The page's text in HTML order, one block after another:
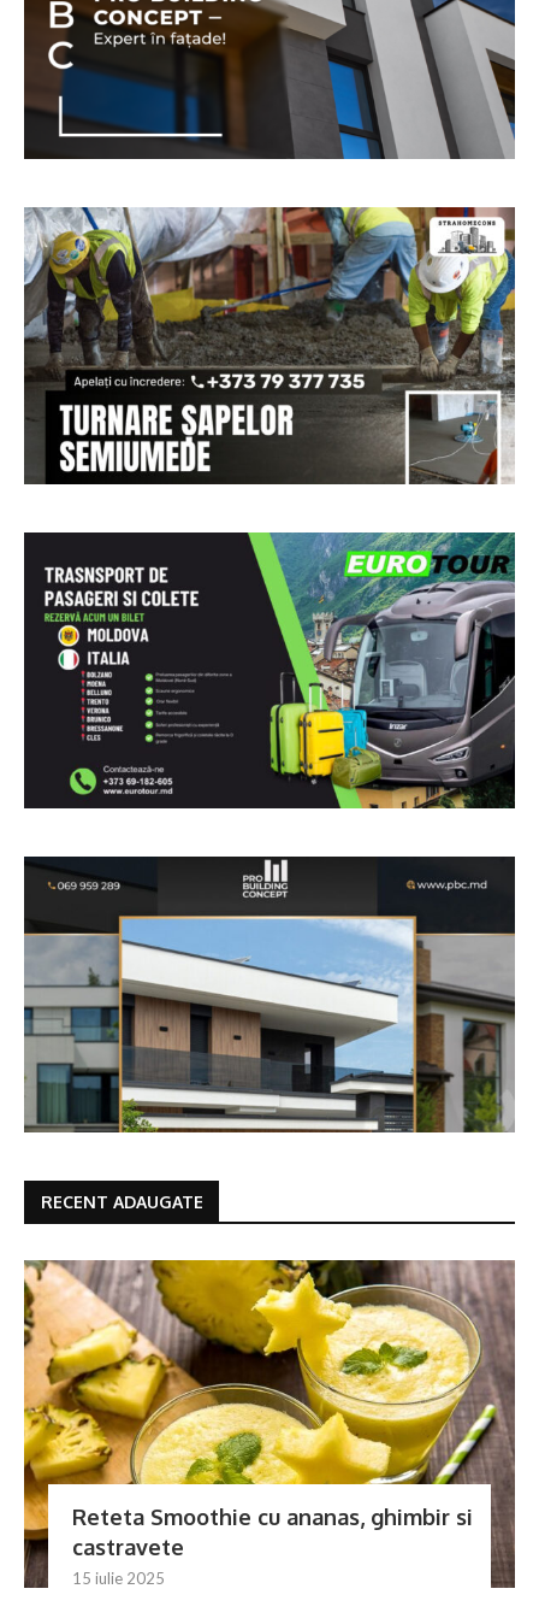
RECENT ADAUGATE
Reteta Smoothie cu ananas, ghimbir si
castravete
15 iulie 2025